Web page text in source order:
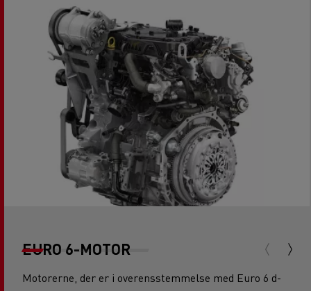
EURO 6-MOTOR
Motorerne, der er i overensstemmelse med Euro 6 d-